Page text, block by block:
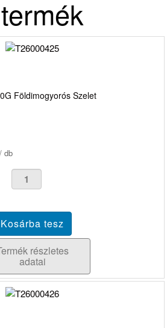
Földimogyorós Szelet
db
részletes
adatai